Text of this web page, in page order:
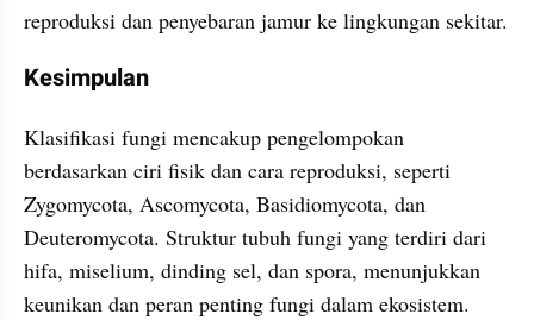
reproduksi dan penyebaran jamur ke lingkungan sekitar.
Kesimpulan
Klasifikasi fungi mencakup pengelompokan
berdasarkan ciri fisik dan cara reproduksi, seperti
Zygomycota, Ascomycota, Basidiomycota, dan
Deuteromycota. Struktur tubuh fungi yang terdiri dari
hifa, miselium, dinding sel, dan spora, menunjukkan
keunikan dan peran penting fungi dalam ekosistem.